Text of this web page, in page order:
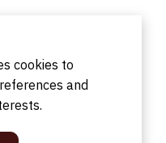
van 11u tot 18u
cookies to
and